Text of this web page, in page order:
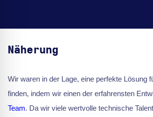
Näherung
Wir waren in der Lage, eine perfekte Lösung
finden, indem wir einen der erfahrensten
Team. Da wir viele wertvolle technische